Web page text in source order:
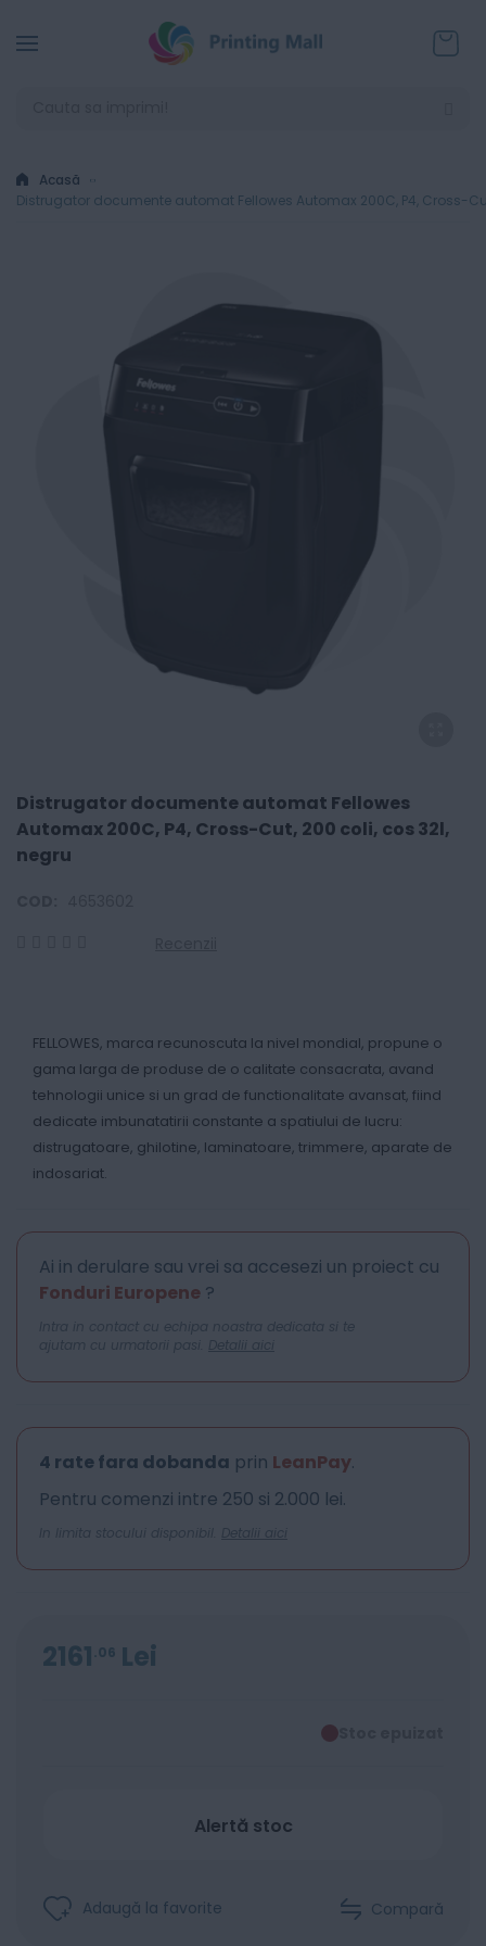
Acasă
Distrugator documente automat Fellowes Automax 200C, P4, Cross-
Distrugator documente automat Fellowes
Automax 200C, P4, Cross-Cut, 200 coli, cos 32l,
negru
FELLOWES, marca recunoscuta la nivel mondial, propune o
gama larga de produse de o calitate consacrata, avand
tehnologii unice si un grad de functionalitate avansat, fiind
dedicate imbunatatirii constante a spatiului de lucru:
distrugatoare, ghilotine, laminatoare, trimmere, aparate de
indosariat.
Ai in derulare sau vrei sa accesezi un proiect cu
Fonduri Europene ?
Intra in contact cu echipa noastra dedicata si te
ajutam cu urmatorii pasi. Detalii aici
4 rate fara dobanda prin LeanPay.
Pentru comenzi intre 250 si 2.000 lei.
In limita stocului disponibil. Detalii aici
2161 06 Lei
Alertă stoc
Adaugă la favorite Compară